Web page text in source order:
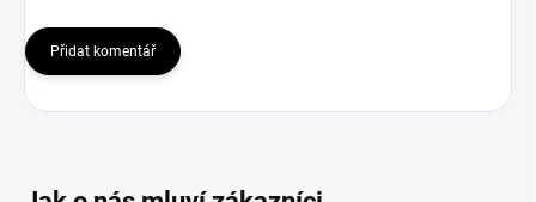
Přidat komentář